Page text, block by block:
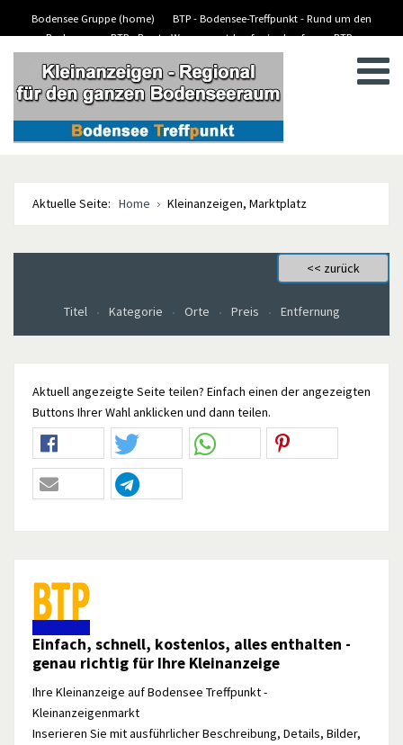
Bodensee Gruppe (home)
BTP - Bodensee-Treffpunkt - Rund um den
Bodensee
BTP - Boote-Wassersport-kaufen/verkaufen
BTP -
BTP - Kleinanzeigen
Aktuelle Seite: Home Kleinanzeigen, Marktplatz
Titel Kategorie Orte Preis Entfernung
Aktuell angezeigte Seite teilen? Einfach einen der angezeigten
Buttons Ihrer Wahl anklicken und dann teilen.
Einfach, schnell, kostenlos, alles enthalten -
genau richtig für Ihre Kleinanzeige
Ihre Kleinanzeige auf Bodensee Treffpunkt -
Kleinanzeigenmarkt
Inserieren Sie mit ausführlicher Beschreibung, Details, Bilder,